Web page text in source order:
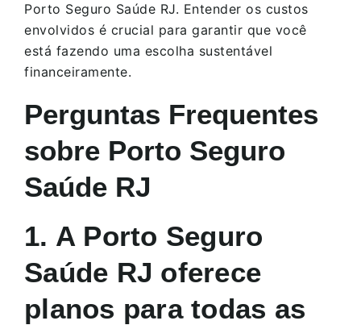
Porto Seguro Saúde RJ. Entender os custos
envolvidos é crucial para garantir que você
está fazendo uma escolha sustentável
financeiramente.
Perguntas Frequentes
sobre Porto Seguro
Saúde RJ
1. A Porto Seguro
Saúde RJ oferece
planos para todas as